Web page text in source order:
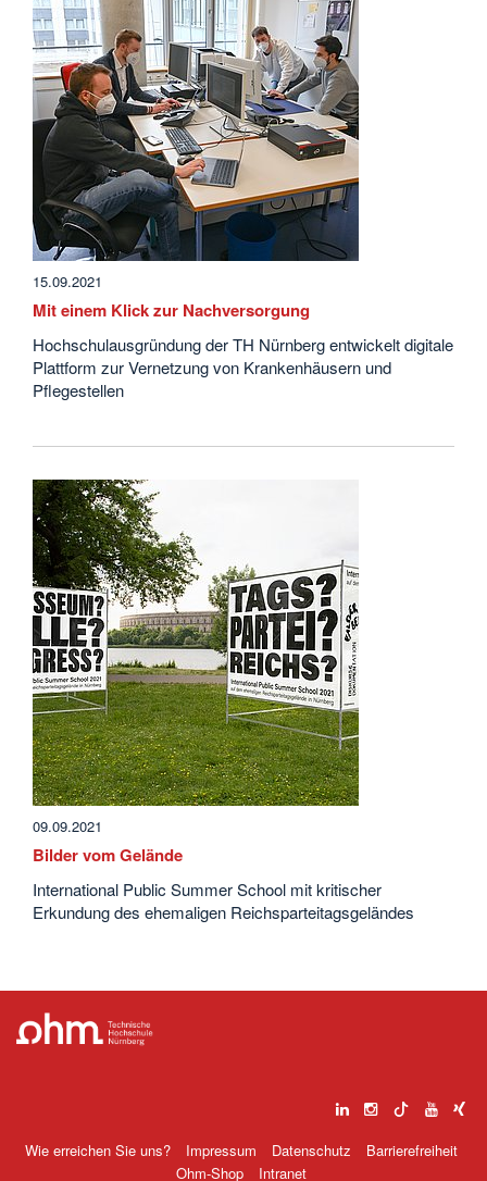
15.09.2021
Mit einem Klick zur Nachversorgung
Hochschulausgründung der TH Nürnberg entwickelt digitale
Plattform zur Vernetzung von Krankenhäusern und
Pflegestellen
09.09.2021
Bilder vom Gelände
International Public Summer School mit kritischer
Erkundung des ehemaligen Reichsparteitagsgeländes
Wie erreichen Sie uns? Impressum Datenschutz
Barrierefreiheit
Ohm-Shop
Intranet